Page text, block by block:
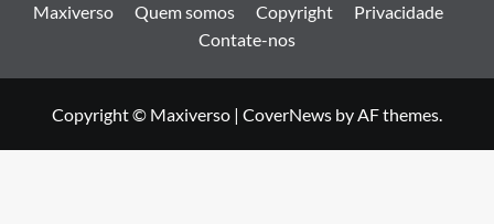
Maxiverso Quem somos Copyright
Privacidade
Contate-nos
Copyright © Maxiverso | CoverNews by AF themes.